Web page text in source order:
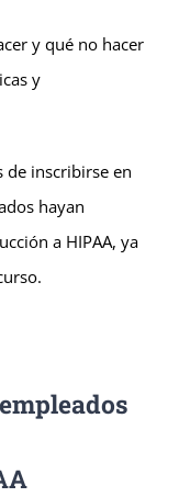
y qué no hacer
y
de inscribirse en
hayan
a HIPAA, ya